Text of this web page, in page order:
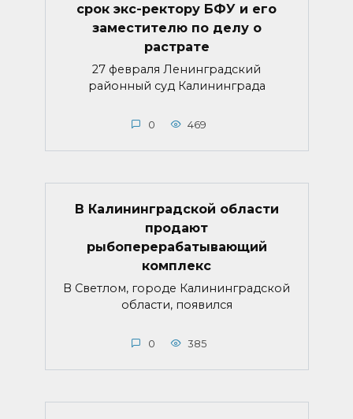
срок экс-ректору БФУ и его
заместителю по делу о
растрате
27 февраля Ленинградский
районный суд Калининграда
0 469
В Калининградской области
продают
рыбоперерабатывающий
комплекс
В Светлом, городе Калининградской
области, появился
0 385